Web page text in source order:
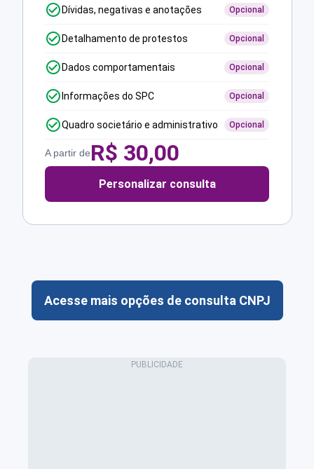
Dívidas, negativas e anotações Opcional
Detalhamento de protestos Opcional
Dados comportamentais Opcional
Informações do SPC Opcional
Quadro societário e administrativo Opcional
A partir deR$ 30,00
Personalizar consulta
Acesse mais opções de consulta CNPJ